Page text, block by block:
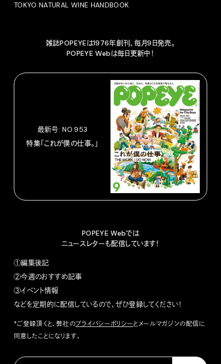
TOKYO NATURAL WINE HANDBOOK
雑誌POPEYEは1976年創刊、毎月9日発売。
POPEYE Webは毎日更新中！
最新号: NO.953
特集「これが僕の仕事。」
POPEYE Webでは
ニュースレターも配信しています！
①編集後記
②今週のおすすめ記事
③イベント情報
などを定期的に配信しているので、ぜひ登録してください！
*ご登録頂くと、弊社のプライバシーポリシーとメールマガジンの配信に
同意したことになります。